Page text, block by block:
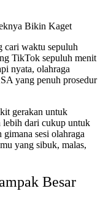
cari waktu sepuluh
TikTok sepuluh menit
nyata, olahraga
yang penuh prosedur
gerakan untuk
lebih dari cukup untuk
sesi olahraga
yang sibuk, malas,
Besar